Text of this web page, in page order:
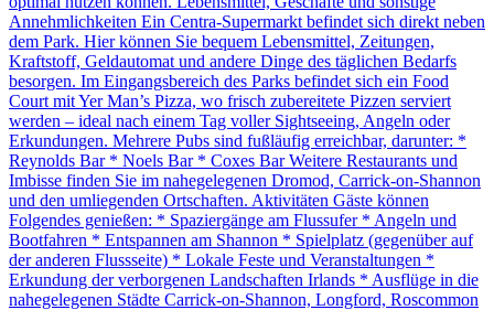
Annehmlichkeiten Ein Centra-Supermarkt befindet sich direkt neben
dem Park. Hier können Sie bequem Lebensmittel, Zeitungen,
Kraftstoff, Geldautomat und andere Dinge des täglichen Bedarfs
besorgen. Im Eingangsbereich des Parks befindet sich ein Food
Court mit Yer Man’s Pizza, wo frisch zubereitete Pizzen serviert
werden – ideal nach einem Tag voller Sightseeing, Angeln oder
Erkundungen. Mehrere Pubs sind fußläufig erreichbar, darunter: *
Reynolds Bar * Noels Bar * Coxes Bar Weitere Restaurants und
Imbisse finden Sie im nahegelegenen Dromod, Carrick-on-Shannon
und den umliegenden Ortschaften. Aktivitäten Gäste können
Folgendes genießen: * Spaziergänge am Flussufer * Angeln und
Bootfahren * Entspannen am Shannon * Spielplatz (gegenüber auf
der anderen Flussseite) * Lokale Feste und Veranstaltungen *
Erkundung der verborgenen Landschaften Irlands * Ausflüge in die
nahegelegenen Städte Carrick-on-Shannon, Longford, Roscommon